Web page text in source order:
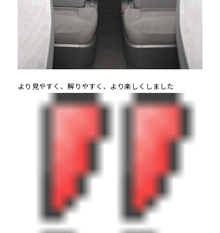
より見やすく、解りやすく、より楽しくしました